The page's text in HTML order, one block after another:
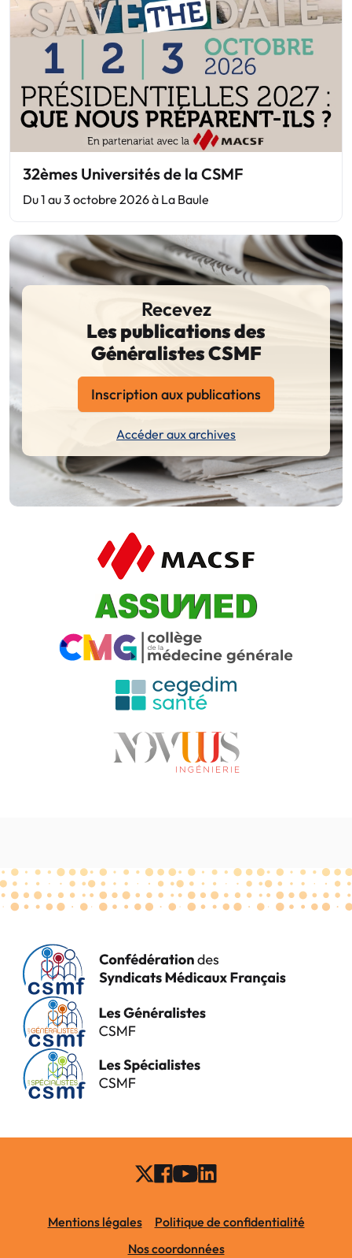
32èmes Universités de la CSMF
Du 1 au 3 octobre 2026 à La Baule
Recevez
Les publications des
Généralistes CSMF
Inscription aux publications
Accéder aux archives
Mentions légales
Politique de confidentialité
Nos coordonnées